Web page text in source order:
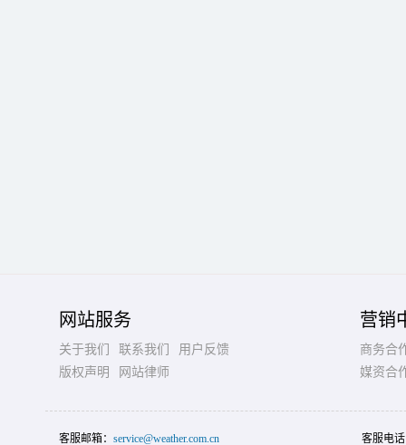
网站服务
关于我们 联系我们
用户反馈
版权声明
网站律师
营销
商务合
媒资合
客服邮箱： service@weather.com.cn 客服电